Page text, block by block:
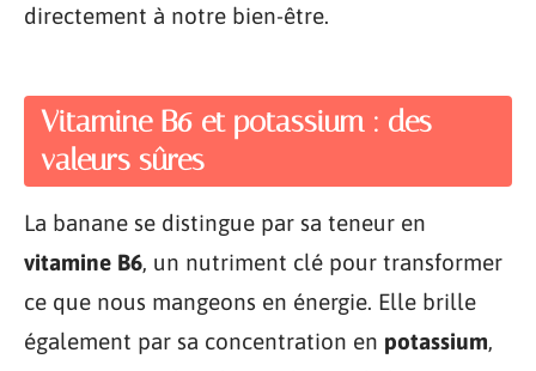
directement à notre bien-être.
Vitamine B6 et potassium : des
valeurs sûres
La banane se distingue par sa teneur en
vitamine B6, un nutriment clé pour transformer
ce que nous mangeons en énergie. Elle brille
également par sa concentration en potassium,